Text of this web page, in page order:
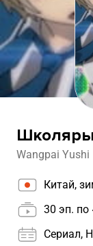
Wangpai Yushi
Китай,
30 эп.
Сериал,